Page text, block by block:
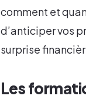
comment et
d’anticiper vos
surprise
Les